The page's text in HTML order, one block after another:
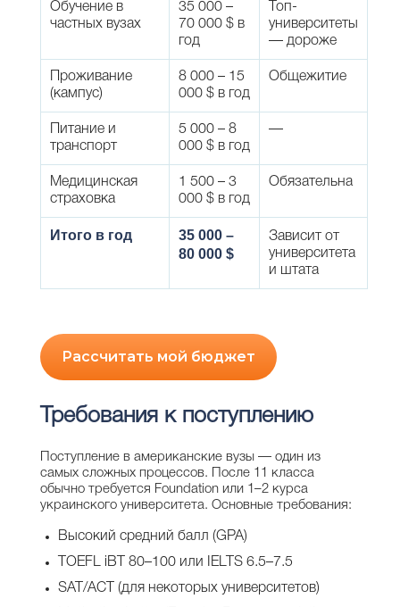
Обучение в
частных вузах
35 000 –
70 000 $ в
год
Топ-
университеты
— дороже
Проживание
(кампус)
8 000 – 15
000 $ в год
Общежитие
Питание и
транспорт
5 000 – 8
000 $ в год
—
Медицинская
страховка
1 500 – 3
000 $ в год
Обязательна
Итого в год
35 000 –
80 000 $
Зависит от
университета
и штата
Рассчитать мой бюджет
Требования к поступлению
Поступление в американские вузы — один из
самых сложных процессов. После 11 класса
обычно требуется Foundation или 1–2 курса
украинского университета. Основные требования:
Высокий средний балл (GPA)
TOEFL iBT 80–100 или IELTS 6.5–7.5
SAT/ACT (для некоторых университетов)